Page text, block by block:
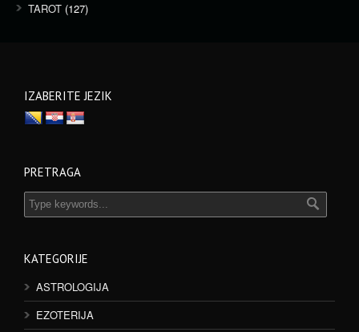
TAROT (127)
IZABERITE JEZIK
PRETRAGA
KATEGORIJE
ASTROLOGIJA
EZOTERIJA